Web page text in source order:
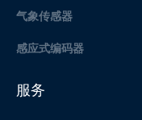
气象传感器
感应式编码器
服务